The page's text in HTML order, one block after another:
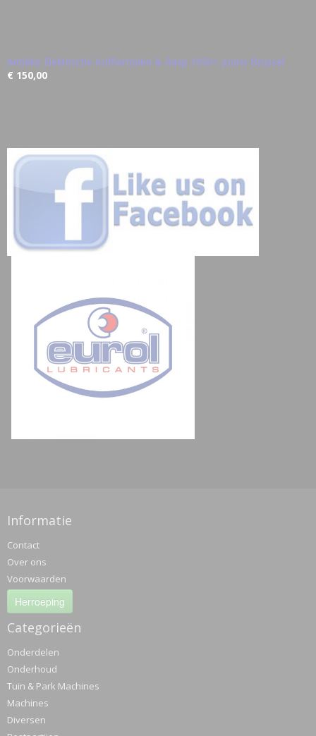
Antieke Elektrische Koffiemolen & Rasp 1950> Jooris Brussel
€ 150,00
Informatie
Contact
Over ons
Voorwaarden
Herroeping
Categorieën
Onderdelen
Onderhoud
Tuin & Park Machines
Machines
Diversen